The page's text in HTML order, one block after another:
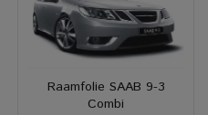
Raamfolie SAAB 9-3
Combi